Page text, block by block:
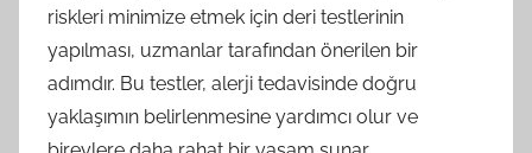
riskleri minimize etmek için deri testlerinin
yapılması, uzmanlar tarafından önerilen bir
adımdır. Bu testler, alerji tedavisinde doğru
yaklaşımın belirlenmesine yardımcı olur ve